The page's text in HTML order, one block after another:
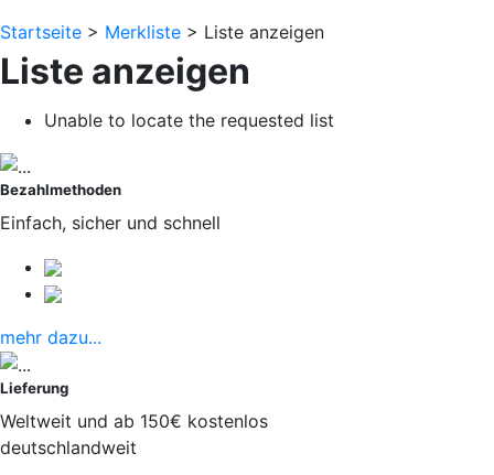
Startseite > Merkliste > Liste anzeigen
Liste anzeigen
Unable to locate the requested list
Bezahlmethoden
Einfach, sicher und schnell
mehr dazu...
Lieferung
Weltweit und ab 150€ kostenlos
deutschlandweit